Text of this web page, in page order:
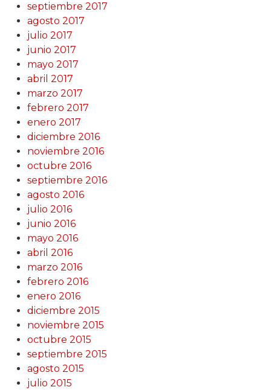
septiembre 2017
agosto 2017
julio 2017
junio 2017
mayo 2017
abril 2017
marzo 2017
febrero 2017
enero 2017
diciembre 2016
noviembre 2016
octubre 2016
septiembre 2016
agosto 2016
julio 2016
junio 2016
mayo 2016
abril 2016
marzo 2016
febrero 2016
enero 2016
diciembre 2015
noviembre 2015
octubre 2015
septiembre 2015
agosto 2015
julio 2015